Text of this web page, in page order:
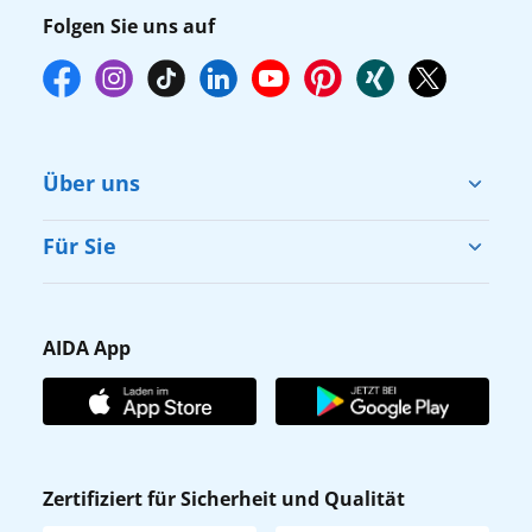
Folgen Sie uns auf
Über uns
Cruise & Help
Karriere
Affiliateprogramm
Verhaltens- & Ethikkodex
Für Sie
Gästefragebogen
AIDA Club
AIDA App
AIDA App
Zertifiziert für Sicherheit und Qualität